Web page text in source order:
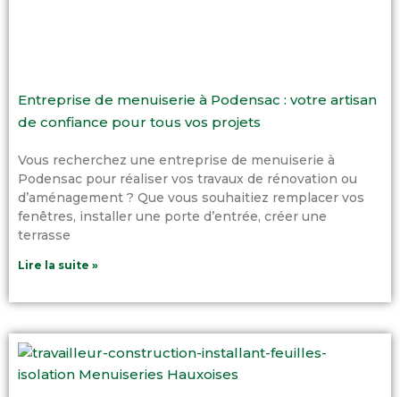
Entreprise de menuiserie à Podensac : votre artisan
de confiance pour tous vos projets
Vous recherchez une entreprise de menuiserie à
Podensac pour réaliser vos travaux de rénovation ou
d’aménagement ? Que vous souhaitiez remplacer vos
fenêtres, installer une porte d’entrée, créer une
terrasse
Lire la suite »